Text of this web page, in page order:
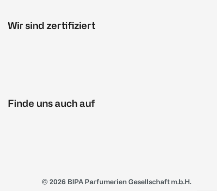
Wir sind zertifiziert
Finde uns auch auf
© 2026 BIPA Parfumerien Gesellschaft m.b.H.